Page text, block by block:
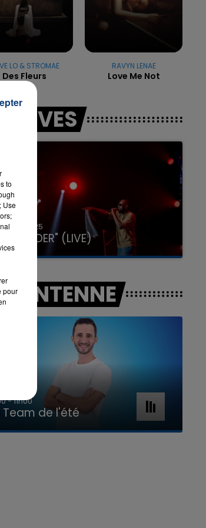
DE L'ÉTÉ
LO & STROMAE
Des Fleurs
RAVYN LENAE
Love Me Not
LIVES
2025
"SPIDER" (LIVE)
- 11h00
Team de l'été
to
Use
pour